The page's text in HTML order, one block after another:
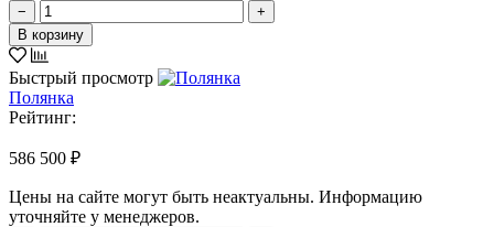
−
+
В корзину
Быстрый просмотр
Полянка
Рейтинг:
586 500 ₽
Цены на сайте могут быть неактуальны. Информацию
уточняйте у менеджеров.